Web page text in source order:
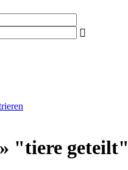
"tiere geteilt"